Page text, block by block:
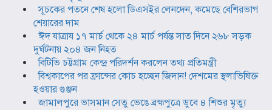
সূচকের পতনে শেষ হলো ডিএসইর লেনদেন, কমেছে বেশিরভাগ
শেয়ারের দাম
ঈদ যাত্রায ১৭ মার্চ থেকে ২৪ মার্চ পর্যন্ত সাত দিনে ২৬৮ সড়ক
দুর্ঘটনায় ২০৪ জন নিহত
বিটিভি চট্টগ্রাম কেন্দ্র পরিদর্শন করলেন তথ্য প্রতিমন্ত্রী
বিশ্বকাপের পর ফ্রান্সের কোচ হচ্ছেন জিদান! দেশমের স্থলাভিষিক্ত
হওয়ার গুঞ্জন
জামালপুরে ভাসমান সেতু ভেঙে ব্রহ্মপুত্রে ডুবে ৪ শিশুর মৃত্যু